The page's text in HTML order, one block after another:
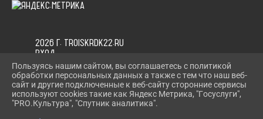
2026 Г. TROISKRDK22.RU
ВХОД
КАРТА САЙТА
ПОЛИТИКА ОБРАБОТКИ ПЕРСОНАЛЬНЫХ ДАННЫХ
СДЕЛАНО НА KUBCMS
РАЗРАБОТКА И ПОДДЕРЖКА
Пользуясь нашим сайтом, вы соглашаетесь с политикой
обработки персональных данных а также с тем что наш веб-
сайт и другие подключенные к веб-сайту сторонние сервисы
используют cookies такие как Яндекс Метрика, "Госуслуги",
"PRO.Культура", "Спутник аналитика".